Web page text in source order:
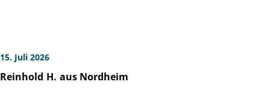
15. Juli 2026
Reinhold H. aus Nordheim